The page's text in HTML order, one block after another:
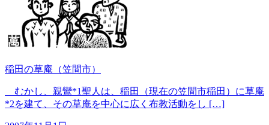
稲田の草庵（笠間市）
むかし、親鸞*1聖人は、稲田（現在の笠間市稲田）に草庵
*2を建て、その草庵を中心に広く布教活動をし […]